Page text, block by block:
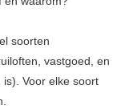
soorten
vastgoed, en
Voor elke soort